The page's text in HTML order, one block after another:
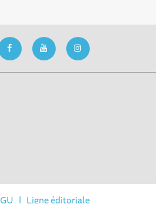
vos préférences pour contrôler
| Ligne éditoriale